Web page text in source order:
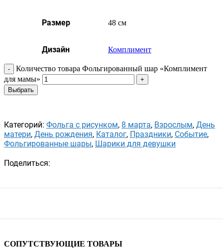
Размер 48 см
Дизайн Комплимент
Количество товара Фольгированный шар «Комплимент
для мамы»
Выбрать
Категорий: Фольга с рисунком, 8 марта, Взрослым, День
матери, День рождения, Каталог, Праздники, Событие,
Фольгированные шары, Шарики для девушки
Поделиться:
СОПУТСТВУЮЩИЕ ТОВАРЫ